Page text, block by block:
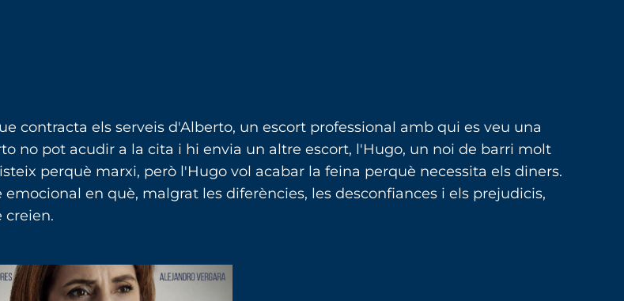
contracta els serveis d'Alberto, un escort professional amb qui es veu una
no pot acudir a la cita i hi envia un altre escort, l'Hugo, un noi de barri molt
perquè marxi, però l'Hugo vol acabar la feina perquè necessita els diners.
en què, malgrat les diferències, les desconfiances i els prejudicis,
creien.